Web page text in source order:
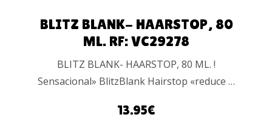
BLITZ BLANK- HAARSTOP, 80
ML. RF: VC29278
BLITZ BLANK- HAARSTOP, 80 ML. !
Sensacional» BlitzBlank Hairstop «reduce …
13.95€